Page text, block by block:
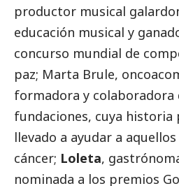
productor musical
educación musical y
concurso mundial de
paz; Marta Brule,
formadora y colaboradora
fundaciones, cuya historia
llevado a ayudar a
cáncer; Loleta,
nominada a los premios